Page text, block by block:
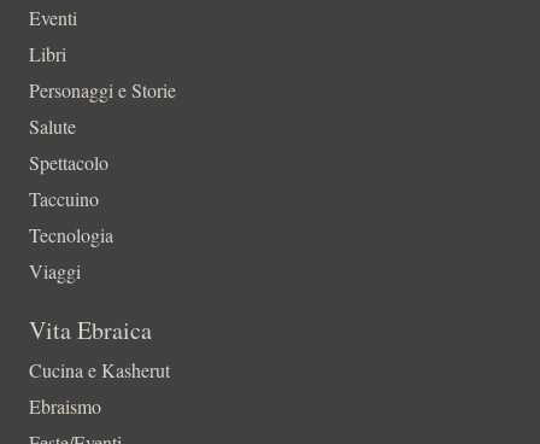
Eventi
Libri
Personaggi e Storie
Salute
Spettacolo
Taccuino
Tecnologia
Viaggi
Vita Ebraica
Cucina e Kasherut
Ebraismo